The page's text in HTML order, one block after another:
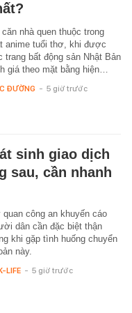
căn nhà quen thuộc trong
anime tuổi thơ, khi được
trang bất động sản Nhật Bản
giá theo mặt bằng hiện…
ĐƯỜNG - 5 giờ trước
sinh giao dịch
sau, cần nhanh
quan công an khuyến cáo
dân cần đặc biệt thận
khi gặp tình huống chuyển
này.
LIFE - 5 giờ trước